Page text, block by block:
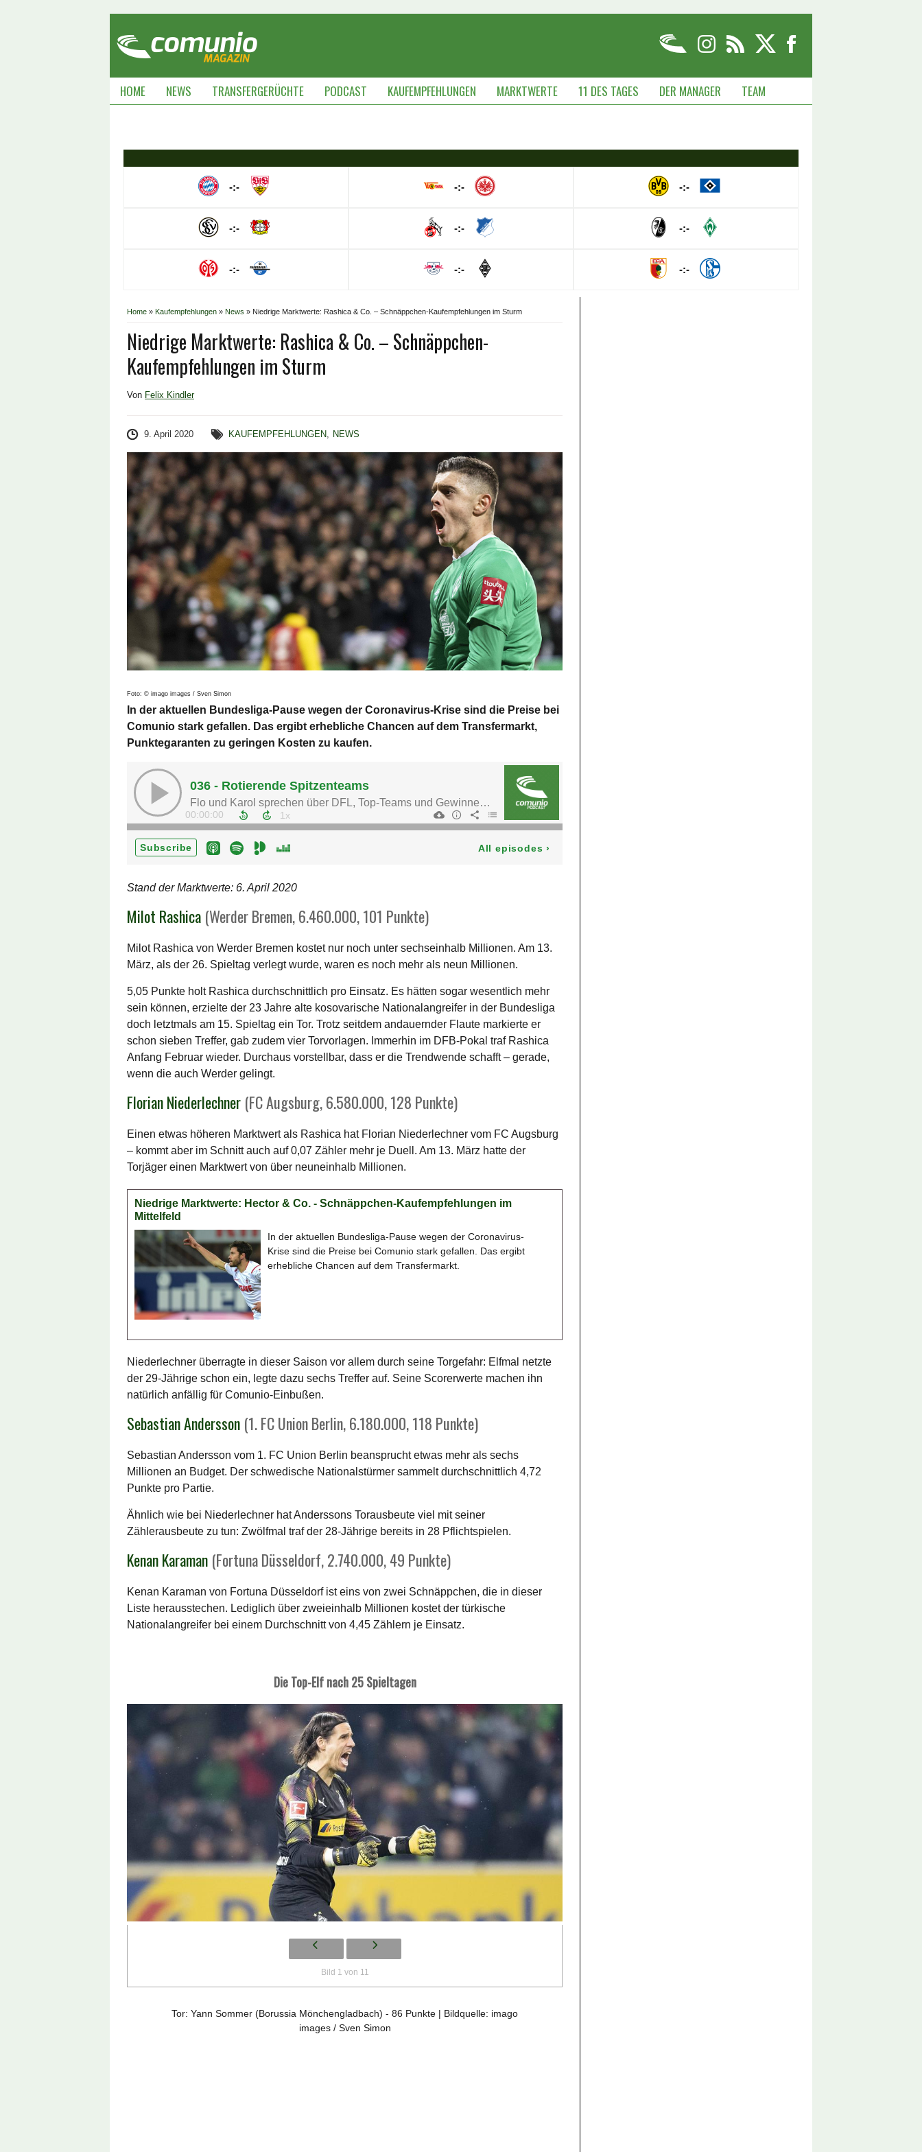
HOME NEWS TRANSFERGERÜCHTE PODCAST KAUFEMPFEHLUNGEN MARKTWERTE 11 DES TAGES DER MANAGER TEAM
-:-
-:-
-:-
-:-
-:-
-:-
-:-
-:-
-:-
Home » Kaufempfehlungen » News » Niedrige Marktwerte: Rashica & Co. – Schnäppchen-Kaufempfehlungen im Sturm
Niedrige Marktwerte: Rashica & Co. – Schnäppchen-
Kaufempfehlungen im Sturm
Von Felix Kindler
9. April 2020 KAUFEMPFEHLUNGEN, NEWS
Foto: © imago images / Sven Simon
In der aktuellen Bundesliga-Pause wegen der Coronavirus-Krise sind die Preise bei
Comunio stark gefallen. Das ergibt erhebliche Chancen auf dem Transfermarkt,
Punktegaranten zu geringen Kosten zu kaufen.
Stand der Marktwerte: 6. April 2020
Milot Rashica (Werder Bremen, 6.460.000, 101 Punkte)
Milot Rashica von Werder Bremen kostet nur noch unter sechseinhalb Millionen. Am 13.
März, als der 26. Spieltag verlegt wurde, waren es noch mehr als neun Millionen.
5,05 Punkte holt Rashica durchschnittlich pro Einsatz. Es hätten sogar wesentlich mehr
sein können, erzielte der 23 Jahre alte kosovarische Nationalangreifer in der Bundesliga
doch letztmals am 15. Spieltag ein Tor. Trotz seitdem andauernder Flaute markierte er
schon sieben Treffer, gab zudem vier Torvorlagen. Immerhin im DFB-Pokal traf Rashica
Anfang Februar wieder. Durchaus vorstellbar, dass er die Trendwende schafft – gerade,
wenn die auch Werder gelingt.
Florian Niederlechner (FC Augsburg, 6.580.000, 128 Punkte)
Einen etwas höheren Marktwert als Rashica hat Florian Niederlechner vom FC Augsburg
– kommt aber im Schnitt auch auf 0,07 Zähler mehr je Duell. Am 13. März hatte der
Torjäger einen Marktwert von über neuneinhalb Millionen.
Niedrige Marktwerte: Hector & Co. - Schnäppchen-Kaufempfehlungen im
Mittelfeld
In der aktuellen Bundesliga-Pause wegen der Coronavirus-
Krise sind die Preise bei Comunio stark gefallen. Das ergibt
erhebliche Chancen auf dem Transfermarkt.
Niederlechner überragte in dieser Saison vor allem durch seine Torgefahr: Elfmal netzte
der 29-Jährige schon ein, legte dazu sechs Treffer auf. Seine Scorerwerte machen ihn
natürlich anfällig für Comunio-Einbußen.
Sebastian Andersson (1. FC Union Berlin, 6.180.000, 118 Punkte)
Sebastian Andersson vom 1. FC Union Berlin beansprucht etwas mehr als sechs
Millionen an Budget. Der schwedische Nationalstürmer sammelt durchschnittlich 4,72
Punkte pro Partie.
Ähnlich wie bei Niederlechner hat Anderssons Torausbeute viel mit seiner
Zählerausbeute zu tun: Zwölfmal traf der 28-Jährige bereits in 28 Pflichtspielen.
Kenan Karaman (Fortuna Düsseldorf, 2.740.000, 49 Punkte)
Kenan Karaman von Fortuna Düsseldorf ist eins von zwei Schnäppchen, die in dieser
Liste herausstechen. Lediglich über zweieinhalb Millionen kostet der türkische
Nationalangreifer bei einem Durchschnitt von 4,45 Zählern je Einsatz.
Die Top-Elf nach 25 Spieltagen
Bild 1 von 11
Tor: Yann Sommer (Borussia Mönchengladbach) - 86 Punkte | Bildquelle: imago
images / Sven Simon